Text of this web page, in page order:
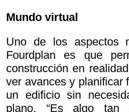
Mundo virtual
Uno de los aspectos
Fourdplan es que
construcción en
ver avances y planificar
un edificio sin
plano. “Es algo tan